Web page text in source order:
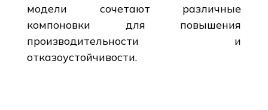
модели сочетают различные
компоновки для повышения
производительности и
отказоустойчивости.